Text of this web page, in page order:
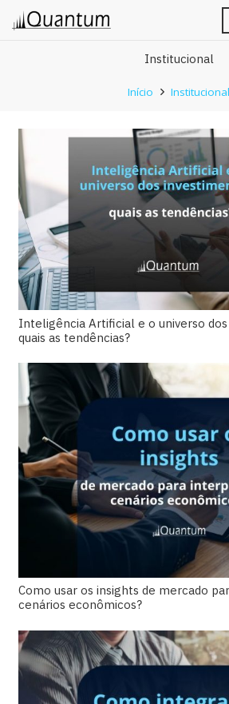
Institucional
Início Institucional
Inteligência Artificial e o universo
quais as tendências?
Como usar os insights de mercado
cenários econômicos?